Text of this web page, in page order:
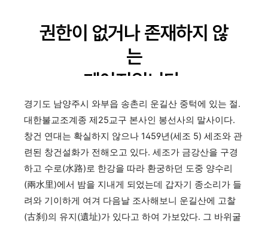
경기도 남양주시 와부읍 송촌리 운길산 중턱에 있는 절.
대한불교조계종 제25교구 본사인 봉선사의 말사이다.
창건 연대는 확실하지 않으나 1459년(세조 5) 세조와 관
련된 창건설화가 전해오고 있다. 세조가 금강산을 구경
하고 수로(水路)로 한강을 따라 환궁하던 도중 양수리
(兩水里)에서 밤을 지내게 되었는데 갑자기 종소리가 들
려와 기이하게 여겨 다음날 조사해보니 운길산에 고찰
(古刹)의 유지(遺址)가 있다고 하여 가보았다. 그 바위굴